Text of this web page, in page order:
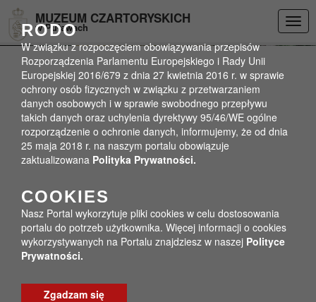
DEKLARACJA DOSTĘPNOŚCI
MUZEUM CZARTORYSKICH
w Puławach
RODO
W związku z rozpoczęciem obowiązywania przepisów
Rozporządzenia Parlamentu Europejskiego i Rady Unii
Europejskiej 2016/679 z dnia 27 kwietnia 2016 r. w sprawie
ochrony osób fizycznych w związku z przetwarzaniem
danych osobowych i w sprawie swobodnego przepływu
takich danych oraz uchylenia dyrektywy 95/46/WE ogólne
rozporządzenie o ochronie danych, informujemy, że od dnia
25 maja 2018 r. na naszym portalu obowiązuje
zaktualizowana Polityka Prywatności.
COOKIES
Nasz Portal wykorzytuje pliki cookies w celu dostosowania
portalu do potrzeb użytkownika. Więcej informacji o cookies
wykorzystywanych na Portalu znajdziesz w naszej Polityce
Prywatności.
Zgadzam się